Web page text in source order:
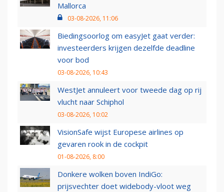
Mallorca
03-08-2026, 11:06
Biedingsoorlog om easyJet gaat verder:
investeerders krijgen dezelfde deadline
voor bod
03-08-2026, 10:43
WestJet annuleert voor tweede dag op rij
vlucht naar Schiphol
03-08-2026, 10:02
VisionSafe wijst Europese airlines op
gevaren rook in de cockpit
01-08-2026, 8:00
Donkere wolken boven IndiGo:
prijsvechter doet widebody-vloot weg